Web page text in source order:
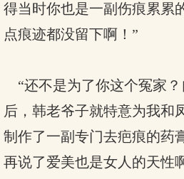
得当时你也是一副伤痕累累
点痕迹都没留下啊！”
“还不是为了你这个冤家？
后，韩老爷子就特意为我和
制作了一副专门去疤痕的
再说了爱美也是女人的天性